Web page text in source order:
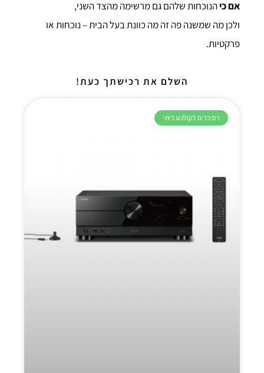
אם כיהנוכחות שלהם גם מרשימה מהצד השני,
ולכן מה שמשנה פה זה מה כוונת בעל הבית – נוכחות או
פרקטיות.
השלם את רכישתך כעת!
רסיברים לקולנוע ביתי